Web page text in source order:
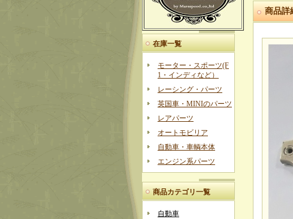
在庫一覧
モーター・スポーツ(F
1・インディなど）
レーシング・パーツ
英国車・MINIのパーツ
レアパーツ
オートモビリア
自動車・車輌本体
エンジン系パーツ
商品カテゴリ一覧
自動車
商品詳